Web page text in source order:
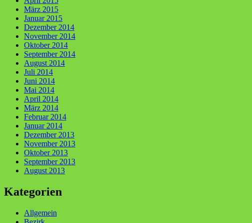
März 2015
Januar 2015
Dezember 2014
November 2014
Oktober 2014
September 2014
August 2014
Juli 2014
Juni 2014
Mai 2014
April 2014
März 2014
Februar 2014
Januar 2014
Dezember 2013
November 2013
Oktober 2013
September 2013
August 2013
Kategorien
Allgemein